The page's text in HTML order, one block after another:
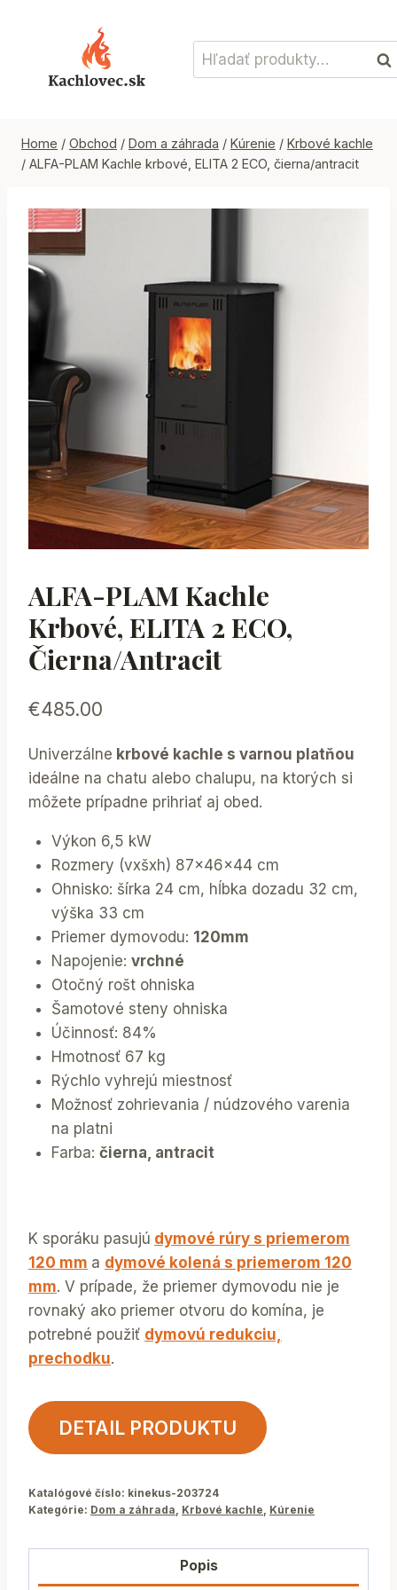
Hľadať:
Home / Obchod / Dom a záhrada / Kúrenie / Krbové kachle
/ ALFA-PLAM Kachle krbové, ELITA 2 ECO, čierna/antracit
ALFA-PLAM Kachle
Krbové, ELITA 2 ECO,
Čierna/antracit
€485.00
Univerzálne krbové kachle s varnou platňou
ideálne na chatu alebo chalupu, na ktorých si
môžete prípadne prihriať aj obed.
Výkon 6,5 kW
Rozmery (vxšxh) 87x46x44 cm
Ohnisko: šírka 24 cm, hĺbka dozadu 32 cm,
výška 33 cm
Priemer dymovodu: 120mm
Napojenie: vrchné
Otočný rošt ohniska
Šamotové steny ohniska
Účinnosť: 84%
Hmotnosť 67 kg
Rýchlo vyhrejú miestnosť
Možnosť zohrievania / núdzového varenia
na platni
Farba: čierna, antracit
K sporáku pasujú dymové rúry s priemerom
120 mm a dymové kolená s priemerom 120
mm. V prípade, že priemer dymovodu nie je
rovnaký ako priemer otvoru do komína, je
potrebné použiť dymovú redukciu,
prechodku.
DETAIL PRODUKTU
Katalógové číslo: kinekus-203724
Kategórie: Dom a záhrada Krbové kachle Kúrenie
Popis